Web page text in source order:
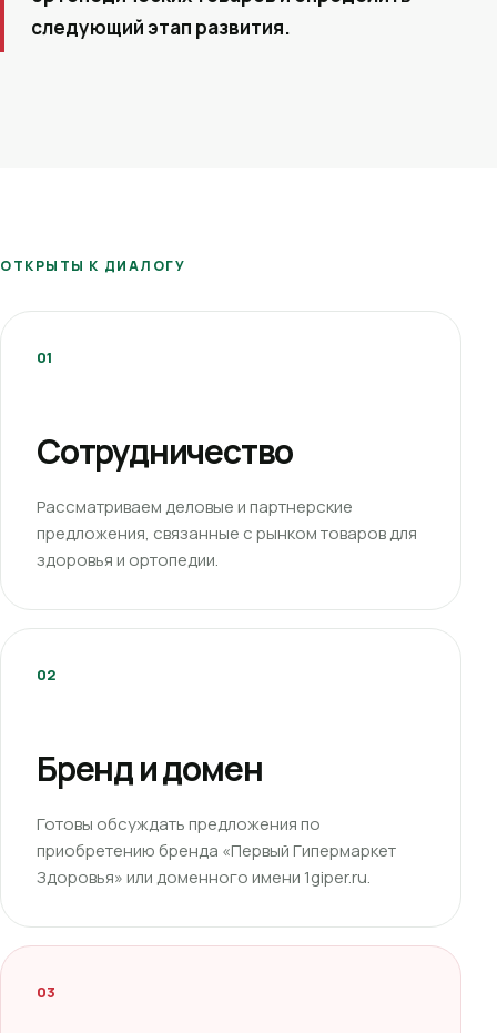
следующий этап развития.
ОТКРЫТЫ К ДИАЛОГУ
01
Сотрудничество
Рассматриваем деловые и партнерские
предложения, связанные с рынком товаров для
здоровья и ортопедии.
02
Бренд и домен
Готовы обсуждать предложения по
приобретению бренда «Первый Гипермаркет
Здоровья» или доменного имени 1giper.ru.
03